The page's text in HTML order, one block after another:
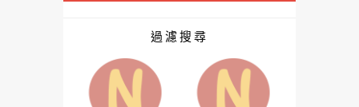
過濾搜尋